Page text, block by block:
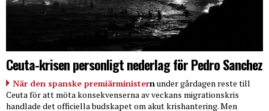
Ceuta-krisen personligt nederlag för Pedro Sanchez
När den spanske premiärministernunder gårdagen reste till
Ceuta för att möta konsekvenserna av veckans migrationskris
handlade det officiella budskapet om akut krishantering. Men